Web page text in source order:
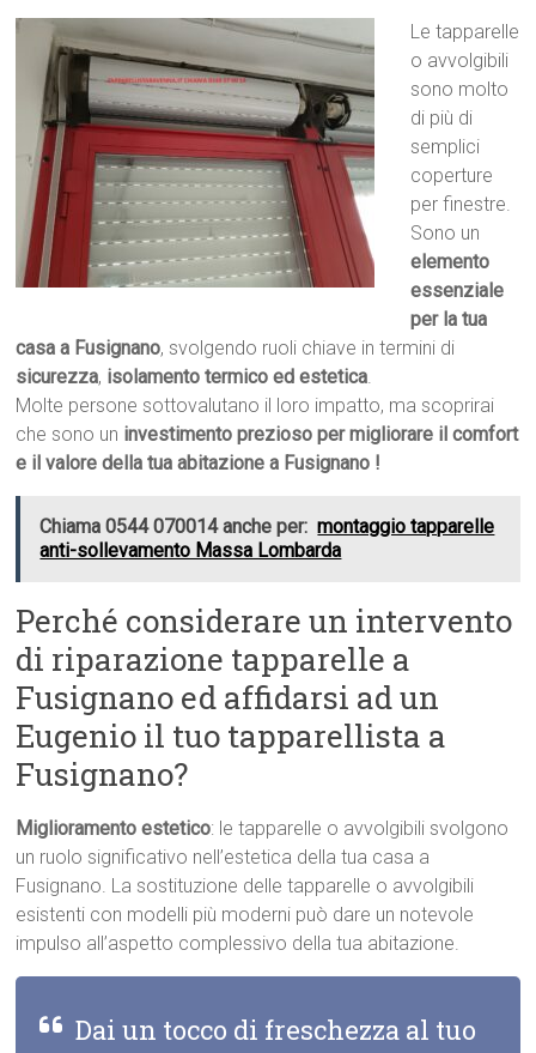
Le tapparelle
o avvolgibili
sono molto
di più di
semplici
coperture
per finestre.
Sono un
elemento
essenziale
per la tua
casa a Fusignano, svolgendo ruoli chiave in termini di
sicurezza, isolamento termico ed estetica.
Molte persone sottovalutano il loro impatto, ma scoprirai
che sono un investimento prezioso per migliorare il comfort
e il valore della tua abitazione a Fusignano !
Chiama 0544 070014 anche per: montaggio tapparelle
anti-sollevamento Massa Lombarda
Perché considerare un intervento
di riparazione tapparelle a
Fusignano ed affidarsi ad un
Eugenio il tuo tapparellista a
Fusignano?
Miglioramento estetico: le tapparelle o avvolgibili svolgono
un ruolo significativo nell’estetica della tua casa a
Fusignano. La sostituzione delle tapparelle o avvolgibili
esistenti con modelli più moderni può dare un notevole
impulso all’aspetto complessivo della tua abitazione.
Dai un tocco di freschezza al tuo